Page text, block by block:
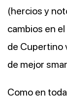
(hercios y
cambios en
de Cupertino
de mejor
Como en